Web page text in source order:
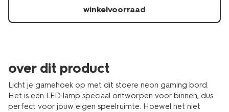
winkelvoorraad
over dit product
Licht je gamehoek op met dit stoere neon gaming bord.
Het is een LED lamp speciaal ontworpen voor binnen, dus
perfect voor jouw eigen speelruimte. Hoewel het niet